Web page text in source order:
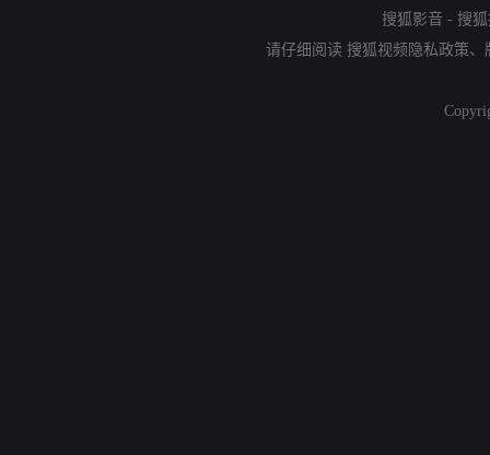
搜狐影音 - 搜
请仔细阅读 搜狐视频隐私政策、